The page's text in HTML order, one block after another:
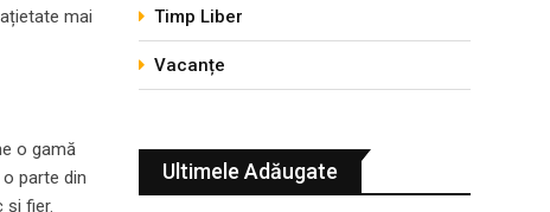
mai
o gamă
parte din
și fier.
Timp Liber
Vacanțe
Ultimele Adăugate